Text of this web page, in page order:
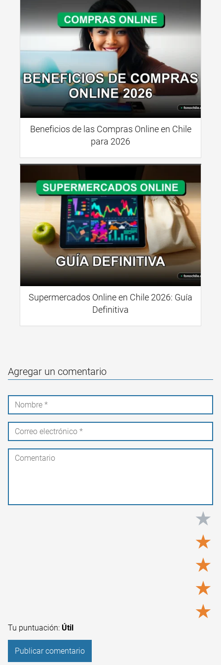
Beneficios de las Compras Online en Chile
para 2026
Supermercados Online en Chile 2026: Guía
Definitiva
Agregar un comentario
★
★
★
★
★
Tu puntuación: Útil